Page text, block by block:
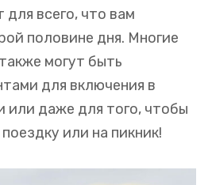
всего, что вам
половине дня. Многие
могут быть
для включения в
или даже для того, чтобы
или на пикник!